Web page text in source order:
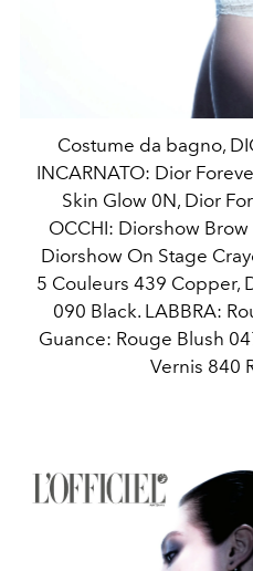
Costume da bagno,
INCARNATO: Dior
Skin Glow 0N, Dior
OCCHI: Diorshow
Diorshow On Stage
5 Couleurs 439 Copper,
090 Black. LABBRA:
Guance: Rouge Blush
Vernis 840